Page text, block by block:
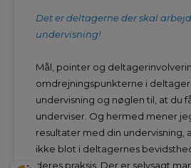
Det er deltagerne der skal
undervisning!
Mål, pointer og
omdrejningspunkterne i
undervisning og nøglen til, at du
underviser. Og hermed mener
resultater med din undervisning,
ikke blot i deltagernes
deres praksis. Der er selvsagt